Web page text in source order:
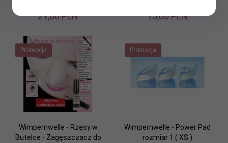
21,00PLN 15,00PLN
Promocja
Wimpernwelle - Rzęsy w
Butelce - Zagęszczacz do
Promocja
Wimpernwelle - Power Pad
rozmiar 1 ( XS )